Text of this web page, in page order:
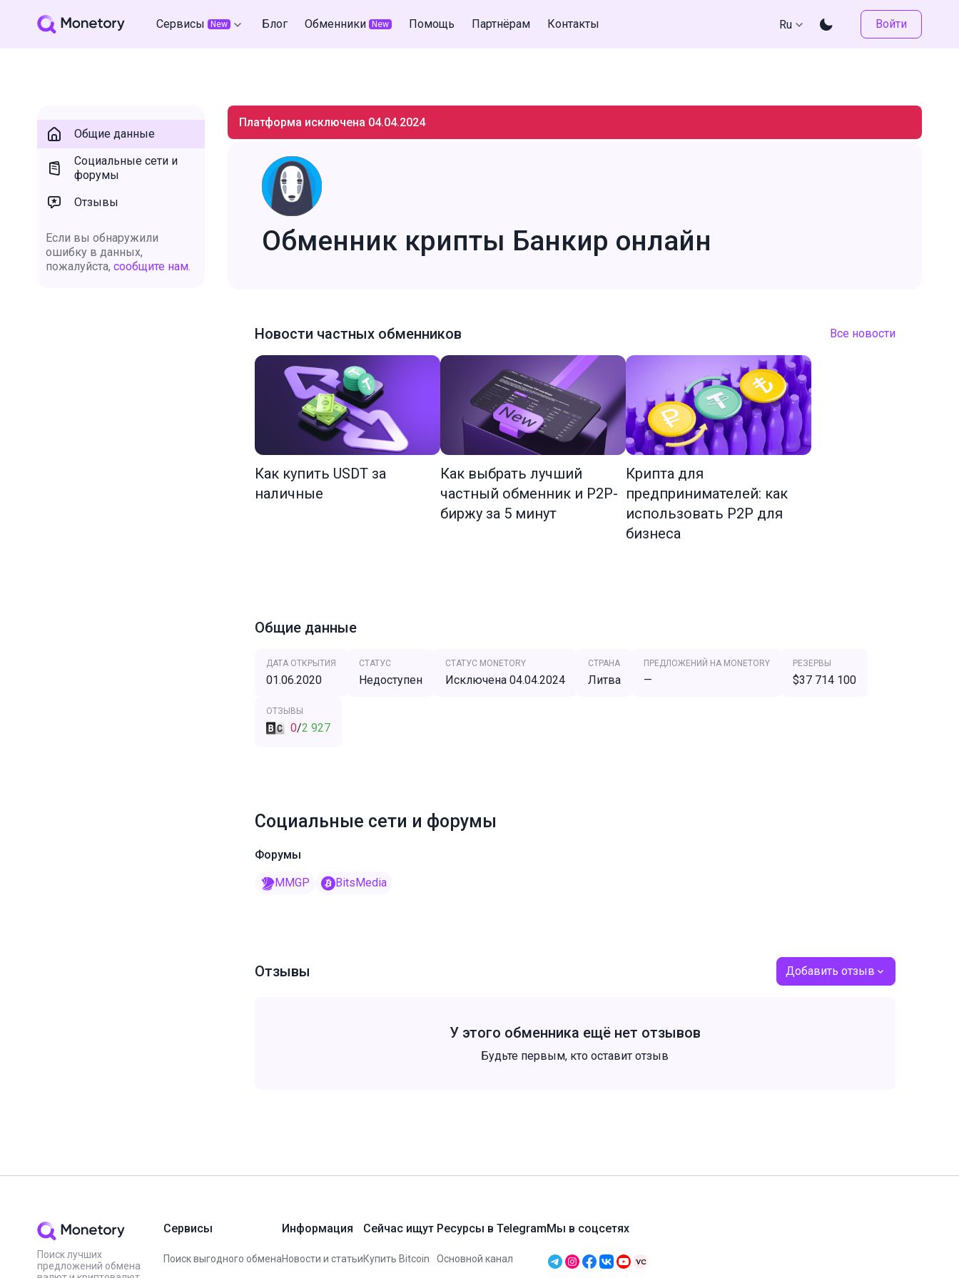
Сервисы New Блог Обменники New Помощь Партнёрам Контакты Ru Войти
Общие данные
Социальные сети и
форумы
Отзывы
Если вы обнаружили
ошибку в данных,
пожалуйста, сообщите нам.
Платформа исключена 04.04.2024
Обменник крипты Банкир онлайн
Новости частных обменников Все новости
Как купить USDT за
наличные
Как выбрать лучший
частный обменник и P2P-
биржу за 5 минут
Крипта для
предпринимателей: как
использовать P2P для
бизнеса
Общие данные
ДАТА ОТКРЫТИЯ
01.06.2020
СТАТУС
Недоступен
СТАТУС MONETORY
Исключена 04.04.2024
СТРАНА
Литва
ПРЕДЛОЖЕНИЙ НА MONETORY
—
РЕЗЕРВЫ
$37 714 100
ОТЗЫВЫ
0/2 927
Социальные сети и форумы
Форумы
MMGP BitsMedia
Отзывы Добавить отзыв
У этого обменника ещё нет отзывов
Будьте первым, кто оставит отзыв
Поиск лучших
предложений обмена
Сервисы
Поиск выгодного обмена
Информация
Новости и статьи
Сейчас ищут
Купить Bitcoin
Ресурсы в Telegram
Основной канал
Мы в соцсетях